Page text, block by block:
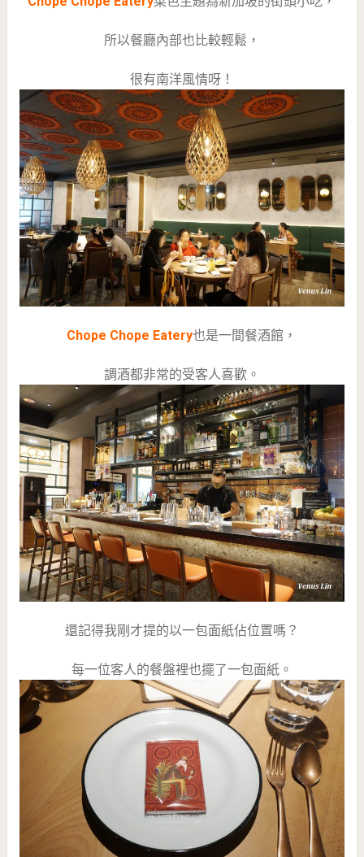
所以餐廳內部也比較輕鬆，
很有南洋風情呀！
Chope Chope Eatery也是一間餐酒館，
調酒都非常的受客人喜歡。
還記得我剛才提的以一包面紙佔位置嗎？
每一位客人的餐盤裡也擺了一包面紙。